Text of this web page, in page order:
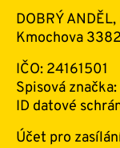
DOBRÝ
Kmochova
IČO: 24161501
Spisová značka:
ID datové
Účet pro